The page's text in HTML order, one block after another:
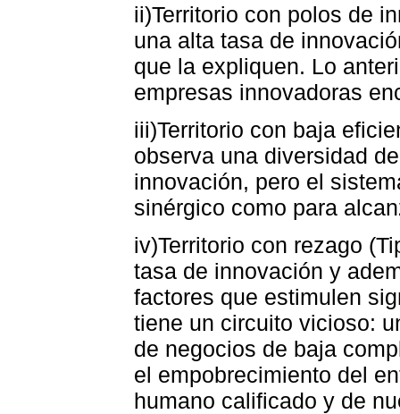
ii)Territorio con polos de
una alta tasa de
que la expliquen. Lo
empresas innovadoras
iii)Territorio con baja
observa una diversidad
innovación, pero el
sinérgico como para
iv)Territorio con rezago
tasa de innovación y
factores que estimulen
tiene un circuito vicioso:
de negocios de baja
el empobrecimiento del
humano calificado y de